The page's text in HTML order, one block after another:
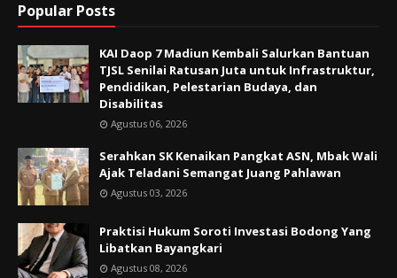
Popular Posts
KAI Daop 7 Madiun Kembali Salurkan Bantuan
TJSL Senilai Ratusan Juta untuk Infrastruktur,
Pendidikan, Pelestarian Budaya, dan
Disabilitas
Agustus 06, 2026
Serahkan SK Kenaikan Pangkat ASN, Mbak Wali
Ajak Teladani Semangat Juang Pahlawan
Agustus 03, 2026
Praktisi Hukum Soroti Investasi Bodong Yang
Libatkan Bayangkari
Agustus 08, 2026